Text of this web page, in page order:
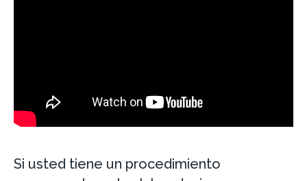
Si usted tiene un procedimiento